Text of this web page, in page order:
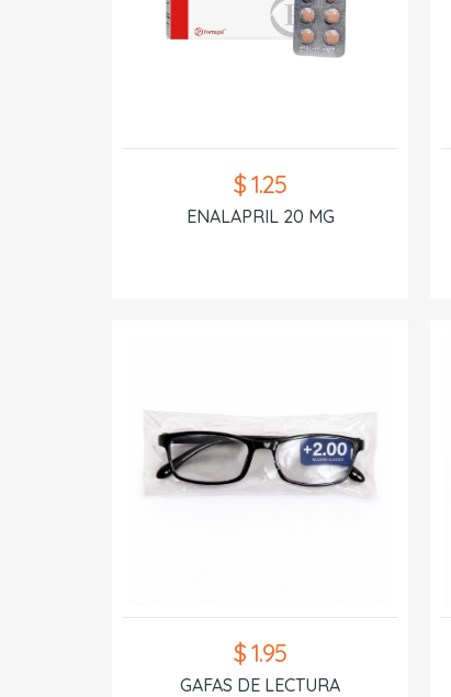
$ 1.25
ENALAPRIL 20 MG
$ 1.95
GAFAS DE LECTURA